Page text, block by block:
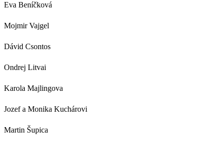
Eva Beníčková
Mojmir Vajgel
Dávid Csontos
Ondrej Litvai
Karola Majlingova
Jozef a Monika Kuchárovi
Martin Šupica